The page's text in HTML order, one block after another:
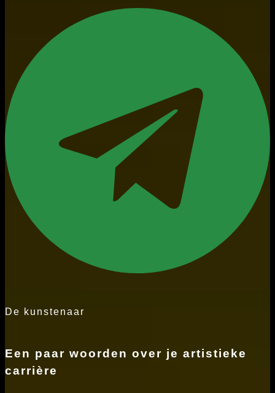
De kunstenaar
Een paar woorden over je artistieke
carrière